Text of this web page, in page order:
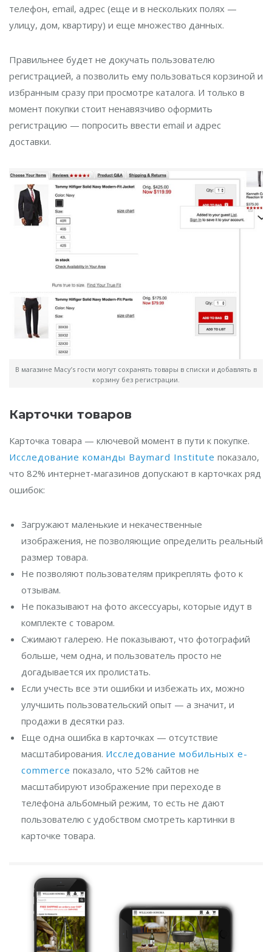
телефон, email, адрес (еще и в нескольких полях —
улицу, дом, квартиру) и еще множество данных.
Правильнее будет не докучать пользователю
регистрацией, а позволить ему пользоваться корзиной и
избранным сразу при просмотре каталога. И только в
момент покупки стоит ненавязчиво оформить
регистрацию — попросить ввести email и адрес
доставки.
В магазине Macy’s гости могут сохранять товары в списки и добавлять в
корзину без регистрации.
Карточки товаров
Карточка товара — ключевой момент в пути к покупке.
Исследование команды Baymard Institute показало,
что 82% интернет-магазинов допускают в карточках ряд
ошибок:
Загружают маленькие и некачественные
изображения, не позволяющие определить реальный
размер товара.
Не позволяют пользователям прикреплять фото к
отзывам.
Не показывают на фото аксессуары, которые идут в
комплекте с товаром.
Сжимают галерею. Не показывают, что фотографий
больше, чем одна, и пользователь просто не
догадывается их пролистать.
Если учесть все эти ошибки и избежать их, можно
улучшить пользовательский опыт — а значит, и
продажи в десятки раз.
Еще одна ошибка в карточках — отсутствие
масштабирования. Исследование мобильных e-
commerce показало, что 52% сайтов не
масштабируют изображение при переходе в
телефона альбомный режим, то есть не дают
пользователю с удобством смотреть картинки в
карточке товара.